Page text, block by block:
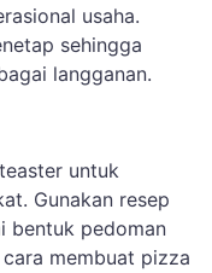
usaha.
sehingga
langganan.
untuk
Gunakan resep
bentuk pedoman
membuat pizza